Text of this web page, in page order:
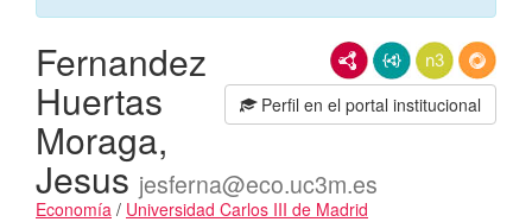
RDF/XMLJSON-LDN3/Turtle
Perfil en el portal institucional
Fernandez
Huertas
Moraga,
Jesus jesferna@eco.uc3m.es
Economía / Universidad Carlos III de Madrid